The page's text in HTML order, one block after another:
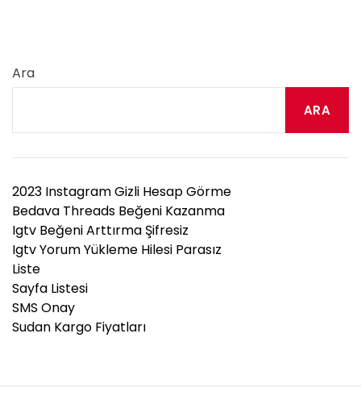
Ara
ARA
2023 Instagram Gizli Hesap Görme
Bedava Threads Beğeni Kazanma
Igtv Beğeni Arttırma Şifresiz
Igtv Yorum Yükleme Hilesi Parasız
Liste
Sayfa Listesi
SMS Onay
Sudan Kargo Fiyatları